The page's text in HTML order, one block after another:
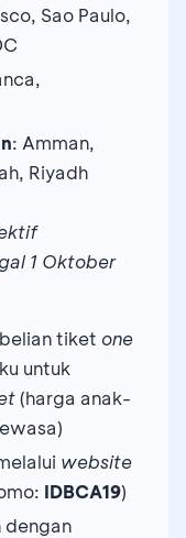
Sao Paulo,
: Amman,
Riyadh
1 Oktober
tiket one
untuk
(harga anak-
website
IDBCA19)
dengan